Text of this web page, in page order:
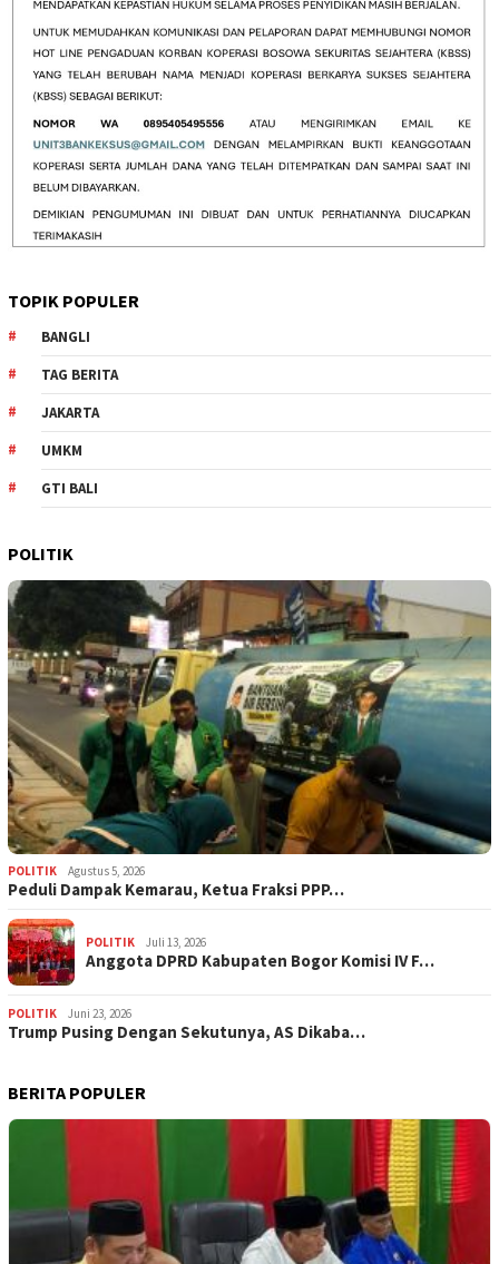
TOPIK POPULER
BANGLI
TAG BERITA
JAKARTA
UMKM
GTI BALI
POLITIK
POLITIK Agustus 5, 2026
‎Peduli Dampak Kemarau, Ketua Fraksi PPP…
POLITIK Juli 13, 2026
Anggota DPRD Kabupaten Bogor Komisi IV F…
POLITIK Juni 23, 2026
Trump Pusing Dengan Sekutunya, AS Dikaba…
BERITA POPULER